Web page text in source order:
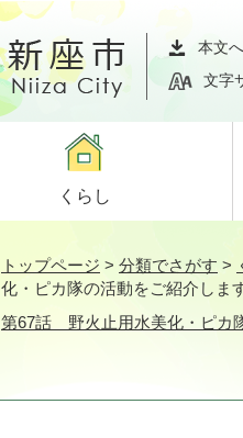
本文へ
文字
くらし
トップページ > 分類でさがす >
化・ピカ隊の活動をご紹介しま
第67話 野火止用水美化・ピカ